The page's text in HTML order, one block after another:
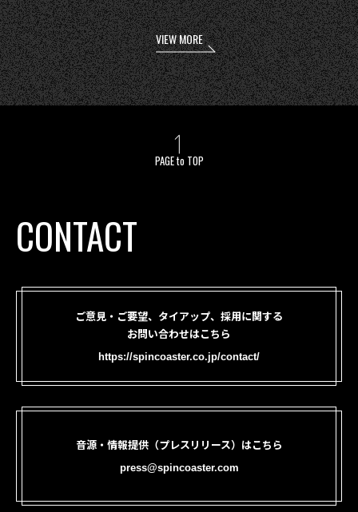
VIEW MORE
PAGE to TOP
CONTACT
ご意見・ご要望、タイアップ、採用に関する
お問い合わせはこちら
https://spincoaster.co.jp/contact/
音源・情報提供（プレスリリース）はこちら
press@spincoaster.com